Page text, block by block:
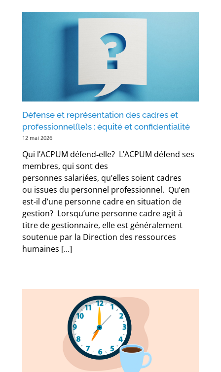
Défense et représentation des cadres et
professionnel(le)s : équité et confidentialité
12 mai 2026
Qui l’ACPUM défend‑elle? L’ACPUM défend ses
membres, qui sont des
personnes salariées, qu’elles soient cadres
ou issues du personnel professionnel. Qu’en
est-il d’une personne cadre en situation de
gestion? Lorsqu’une personne cadre agit à
titre de gestionnaire, elle est généralement
soutenue par la Direction des ressources
humaines [...]